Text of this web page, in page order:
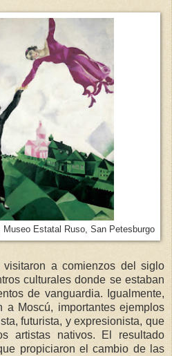
Museo Estatal Ruso, San Petesburgo
visitaron a comienzos del siglo
culturales donde se estaban
de vanguardia. Igualmente,
a Moscú, importantes ejemplos
futurista, y expresionista, que
artistas nativos. El resultado
propiciaron el cambio de las